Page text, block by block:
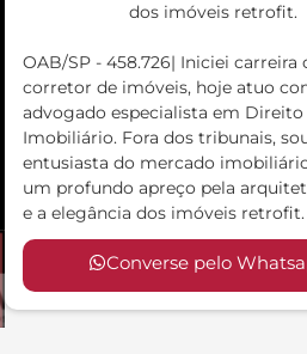
dos imóveis retrofit.
OAB/SP - 458.726| Iniciei carreira
corretor de imóveis, hoje atuo
advogado especialista em Direito
Imobiliário. Fora dos tribunais,
entusiasta do mercado
um profundo apreço pela
e a elegância dos imóveis retrofit.
Converse pelo